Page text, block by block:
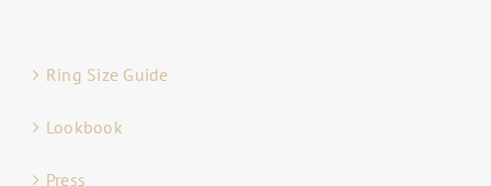
Ring Size Guide
Lookbook
Press